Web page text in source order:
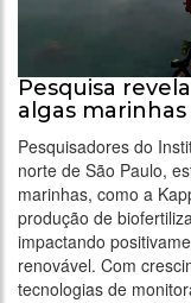
Pesquisa
algas
Pesquisadores do
norte de São Paulo,
marinhas, como a
produção de
impactando
renovável. Com
tecnologias de